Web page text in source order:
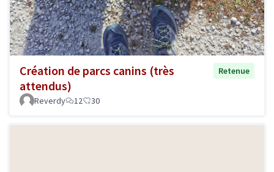
Création de parcs canins (très
attendus)
Retenue
Reverdy 12 30